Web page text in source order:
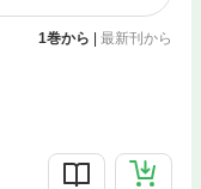
1巻から | 最新刊から